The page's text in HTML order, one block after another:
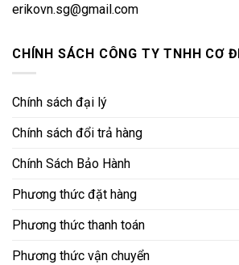
erikovn.sg@gmail.com
CHÍNH SÁCH CÔNG TY TNHH CƠ
Chính sách đại lý
Chính sách đổi trả hàng
Chính Sách Bảo Hành
Phương thức đặt hàng
Phương thức thanh toán
Phương thức vận chuyển